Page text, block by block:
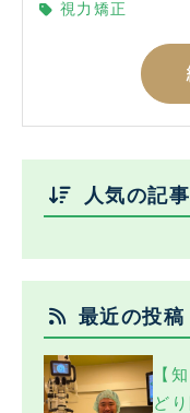
視力矯正
人気の記事
最近の投稿
【
ど